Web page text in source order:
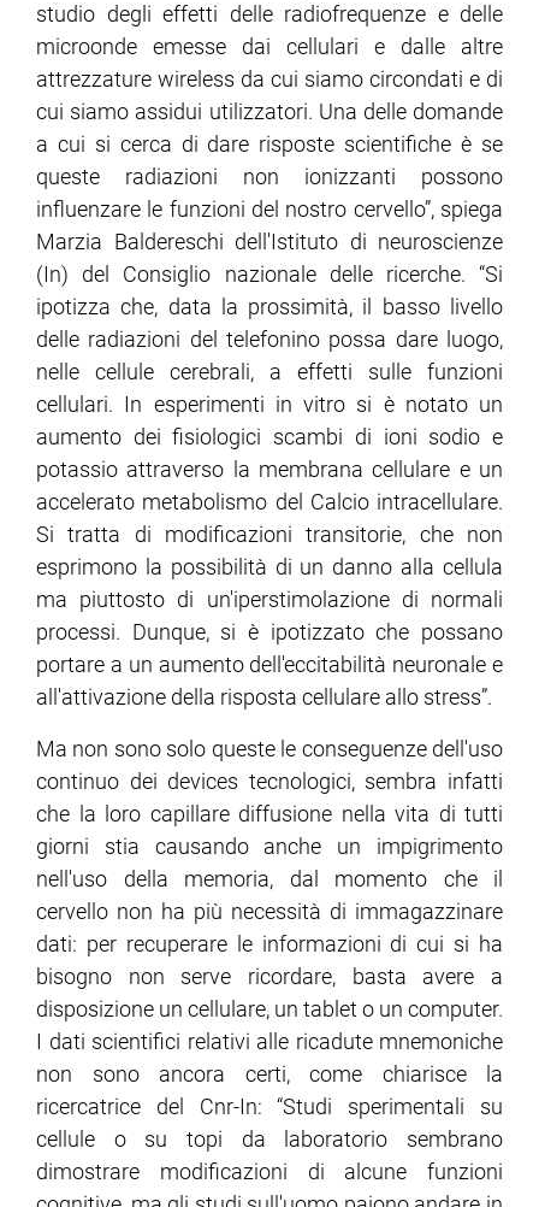
studio degli effetti delle radiofrequenze e delle
microonde emesse dai cellulari e dalle altre
attrezzature wireless da cui siamo circondati e di
cui siamo assidui utilizzatori. Una delle domande
a cui si cerca di dare risposte scientifiche è se
queste radiazioni non ionizzanti possono
influenzare le funzioni del nostro cervello”, spiega
Marzia Baldereschi dell'Istituto di neuroscienze
(In) del Consiglio nazionale delle ricerche. “Si
ipotizza che, data la prossimità, il basso livello
delle radiazioni del telefonino possa dare luogo,
nelle cellule cerebrali, a effetti sulle funzioni
cellulari. In esperimenti in vitro si è notato un
aumento dei fisiologici scambi di ioni sodio e
potassio attraverso la membrana cellulare e un
accelerato metabolismo del Calcio intracellulare.
Si tratta di modificazioni transitorie, che non
esprimono la possibilità di un danno alla cellula
ma piuttosto di un'iperstimolazione di normali
processi. Dunque, si è ipotizzato che possano
portare a un aumento dell'eccitabilità neuronale e
all'attivazione della risposta cellulare allo stress”.
Ma non sono solo queste le conseguenze dell'uso
continuo dei devices tecnologici, sembra infatti
che la loro capillare diffusione nella vita di tutti
giorni stia causando anche un impigrimento
nell'uso della memoria, dal momento che il
cervello non ha più necessità di immagazzinare
dati: per recuperare le informazioni di cui si ha
bisogno non serve ricordare, basta avere a
disposizione un cellulare, un tablet o un computer.
I dati scientifici relativi alle ricadute mnemoniche
non sono ancora certi, come chiarisce la
ricercatrice del Cnr-In: “Studi sperimentali su
cellule o su topi da laboratorio sembrano
dimostrare modificazioni di alcune funzioni